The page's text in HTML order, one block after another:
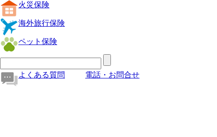
火災保険
海外旅行保険
ペット保険
よくある質問 電話・お問合せ